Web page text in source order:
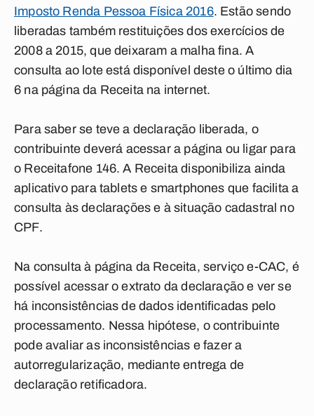
Imposto Renda Pessoa Física 2016. Estão sendo
liberadas também restituições dos exercícios de
2008 a 2015, que deixaram a malha fina. A
consulta ao lote está disponível deste o último dia
6 na página da Receita na internet.
Para saber se teve a declaração liberada, o
contribuinte deverá acessar a página ou ligar para
o Receitafone 146. A Receita disponibiliza ainda
aplicativo para tablets e smartphones que facilita a
consulta às declarações e à situação cadastral no
CPF.
Na consulta à página da Receita, serviço e-CAC, é
possível acessar o extrato da declaração e ver se
há inconsistências de dados identificadas pelo
processamento. Nessa hipótese, o contribuinte
pode avaliar as inconsistências e fazer a
autorregularização, mediante entrega de
declaração retificadora.